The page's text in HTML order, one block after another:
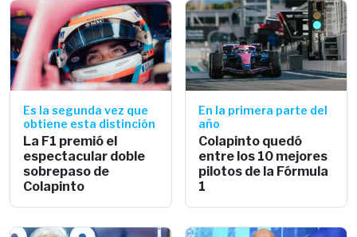
Es la segunda vez que
obtiene esta distinción
La F1 premió el
espectacular doble
sobrepaso de
Colapinto
En la primera parte del
año
Colapinto quedó
entre los 10 mejores
pilotos de la Fórmula
1